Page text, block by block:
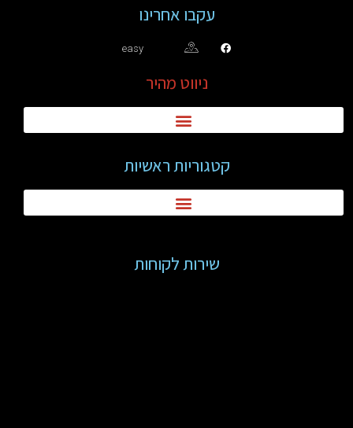
עקבו אחרינו
easy
ניווט מהיר
קטגוריות ראשיות
שירות לקוחות